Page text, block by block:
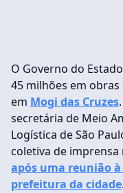
O Governo do
45 milhões em
em Mogi das Cruzes
secretária de Meio
Logística de São
coletiva de imprensa
após uma reunião
prefeitura da cidade.